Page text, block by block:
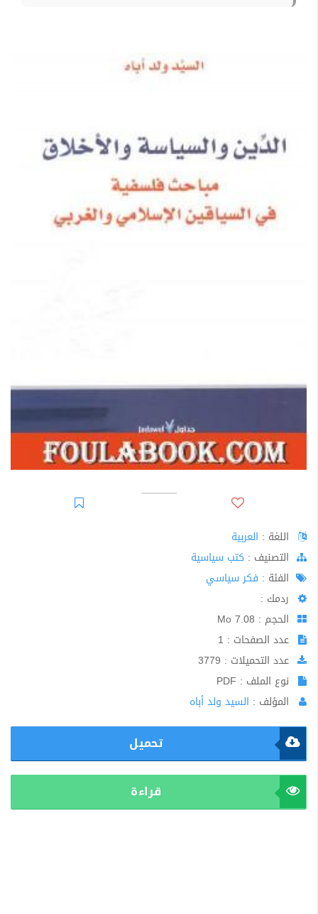
اللغة : العربية
اﻟﺘﺼﻨﻴﻒ : كتب سياسية
الفئة : فكر سياسي
ردمك :
الحجم : 7.08 Mo
عدد الصفحات : 1
عدد التحميلات : 3779
نوع الملف : PDF
المؤلف : السيد ولد أباه
تحميل
قراءة